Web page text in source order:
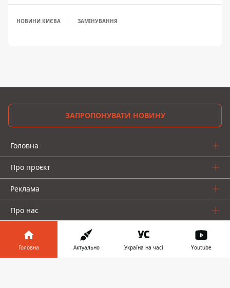
НОВИНИ КИЄВА ЗАМІНУВАННЯ
ЗАПРОПОНУВАТИ НОВИНУ
Головна
Про проєкт
Реклама
Про нас
Головна Актуально Україна на часі Youtube